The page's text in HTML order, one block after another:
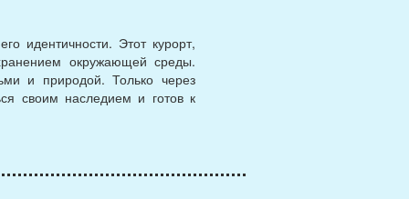
идентичности. Этот курорт,
окружающей среды.
и природой. Только через
своим наследием и готов к